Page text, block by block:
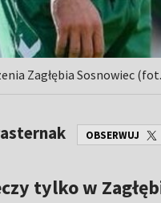
Zagłębia Sosnowiec
OBSERWUJ
tylko w